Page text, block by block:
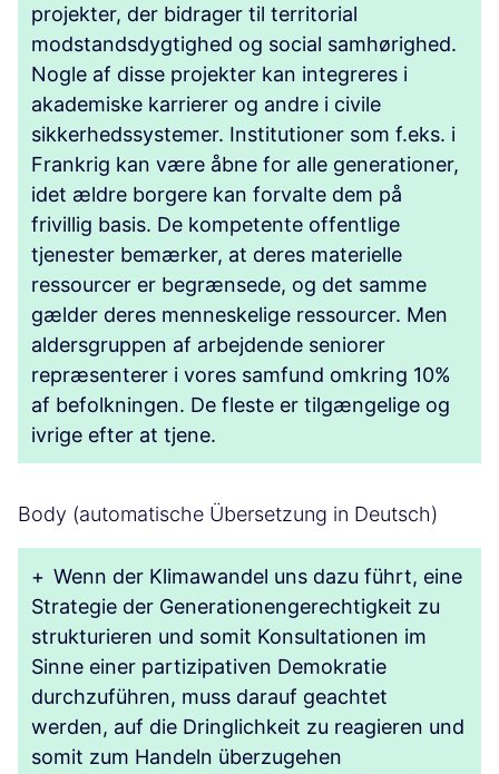
projekter, der bidrager til territorial
modstandsdygtighed og social samhørighed.
Nogle af disse projekter kan integreres i
akademiske karrierer og andre i civile
sikkerhedssystemer. Institutioner som f.eks. i
Frankrig kan være åbne for alle generationer,
idet ældre borgere kan forvalte dem på
frivillig basis. De kompetente offentlige
tjenester bemærker, at deres materielle
ressourcer er begrænsede, og det samme
gælder deres menneskelige ressourcer. Men
aldersgruppen af arbejdende seniorer
repræsenterer i vores samfund omkring 10%
af befolkningen. De fleste er tilgængelige og
ivrige efter at tjene.
Body (automatische Übersetzung in Deutsch)
+ Wenn der Klimawandel uns dazu führt, eine
Strategie der Generationengerechtigkeit zu
strukturieren und somit Konsultationen im
Sinne einer partizipativen Demokratie
durchzuführen, muss darauf geachtet
werden, auf die Dringlichkeit zu reagieren und
somit zum Handeln überzugehen